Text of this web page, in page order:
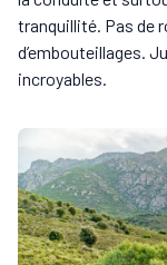
tranquillité. Pas de
d’embouteillages.
incroyables.